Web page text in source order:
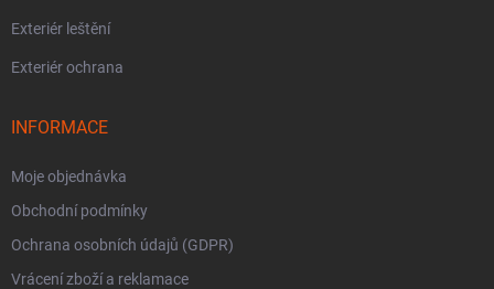
Exteriér leštění
Exteriér ochrana
INFORMACE
Moje objednávka
Obchodní podmínky
Ochrana osobních údajů (GDPR)
Vrácení zboží a reklamace